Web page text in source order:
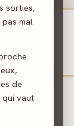
sorties,
mal
de
qui vaut